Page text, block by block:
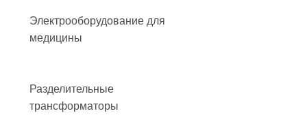
Электрооборудование для
медицины
Разделительные
трансформаторы